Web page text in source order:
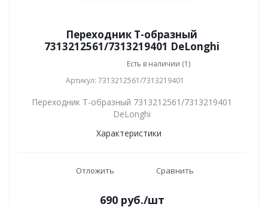
Переходник Т-образный
7313212561/7313219401 DeLonghi
Есть в наличии (1)
Артикул: 7313212561/7313219401
Переходник Т-образный 7313212561/7313219401
DeLonghi
Характеристики
Отложить Сравнить
690руб./шт